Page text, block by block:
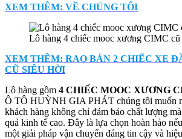
XEM THÊM: VỀ CHÚNG TÔI
Lô hàng 4 chiếc mooc xương CIMC cũ
XEM THÊM: RAO BÁN 2 CHIẾC XE
CŨ SIÊU HỜI
Lô hàng gồm 4 CHIẾC MOOC XƯƠNG
Ô TÔ HUỲNH GIA PHÁT chúng tôi muốn
khách hàng không chỉ đảm bảo chất lượng
quả kinh tế cao. Đây là lựa chọn hoàn hảo
một giải pháp vận chuyển đáng tin cậy và